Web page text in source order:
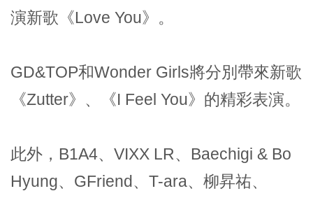
演新歌《Love You》。
GD&TOP和Wonder Girls將分別帶來新歌
《Zutter》、《I Feel You》的精彩表演。
此外，B1A4、VIXX LR、Baechigi & Bo
Hyung、GFriend、T-ara、柳昇祐、